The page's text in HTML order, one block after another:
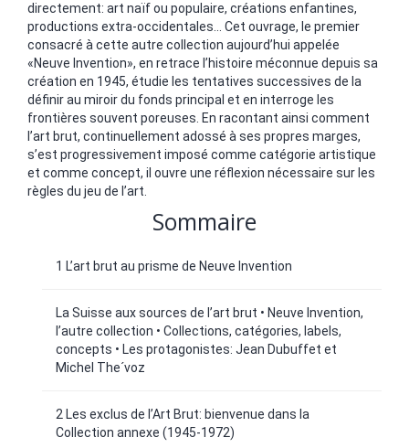
directement: art naïf ou populaire, créations enfantines,
productions extra-occidentales... Cet ouvrage, le premier
consacré à cette autre collection aujourd’hui appelée
«Neuve Invention», en retrace l’histoire méconnue depuis sa
création en 1945, étudie les tentatives successives de la
définir au miroir du fonds principal et en interroge les
frontières souvent poreuses. En racontant ainsi comment
l’art brut, continuellement adossé à ses propres marges,
s’est progressivement imposé comme catégorie artistique
et comme concept, il ouvre une réflexion nécessaire sur les
règles du jeu de l’art.
Sommaire
1 L’art brut au prisme de Neuve Invention
La Suisse aux sources de l’art brut • Neuve Invention,
l’autre collection • Collections, catégories, labels,
concepts • Les protagonistes: Jean Dubuffet et
Michel The´voz
2 Les exclus de l’Art Brut: bienvenue dans la
Collection annexe (1945-1972)